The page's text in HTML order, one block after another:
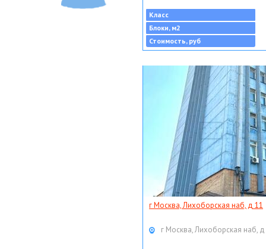
Класс
Блоки, м2
Стоимость, руб
г Москва, Лихоборская наб, д 11
г Москва, Лихоборская наб,